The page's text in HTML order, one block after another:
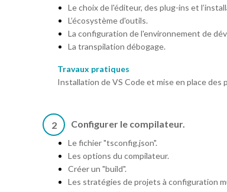
Le choix de l'éditeur, des plug-ins et
L’écosystème d'outils.
La configuration de l'environnement de
La transpilation débogage.
Travaux pratiques
Installation de VS Code et mise en place des
2 Configurer le compilateur.
Le fichier "tsconfig.json".
Les options du compilateur.
Créer un "build".
Les stratégies de projets à configuration